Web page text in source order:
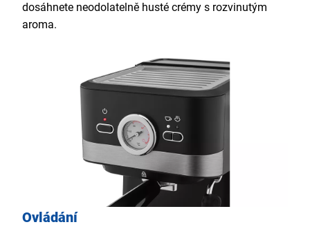
dosáhnete neodolatelně husté crémy s rozvinutým
aroma.
Ovládání